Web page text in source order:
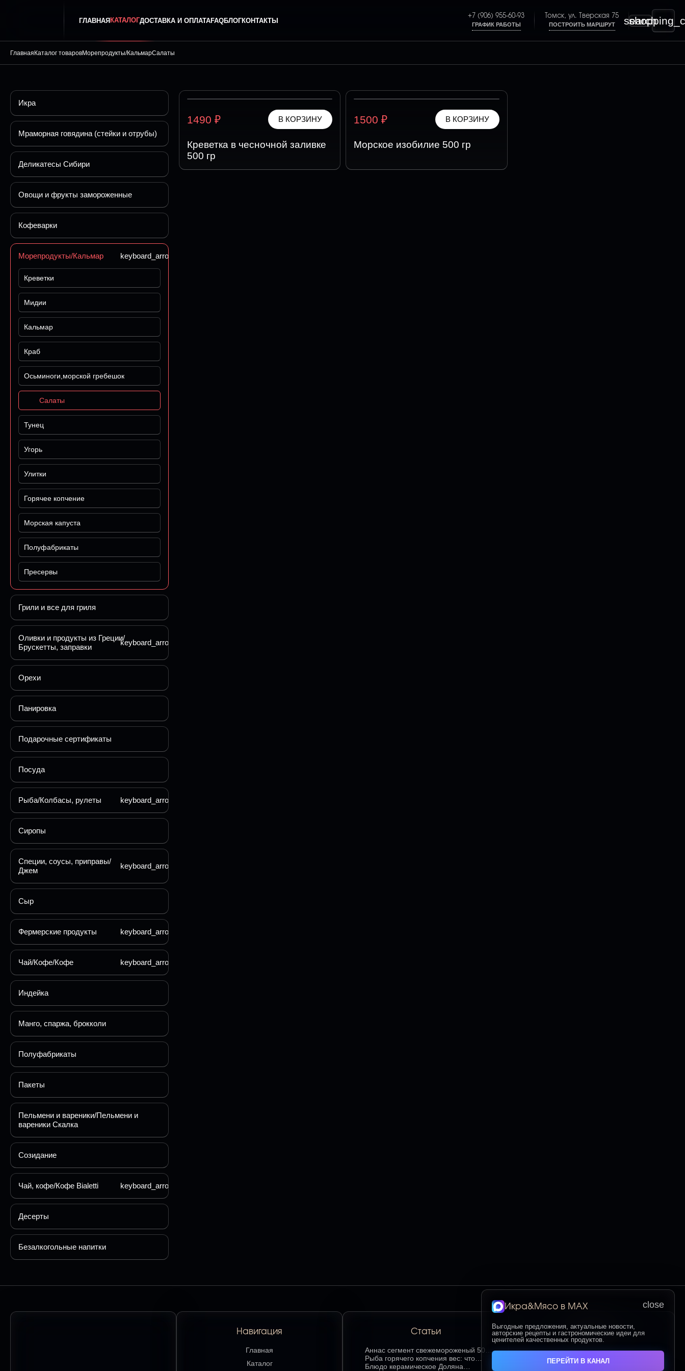
ГЛАВНАЯКАТАЛОГДОСТАВКА И ОПЛАТАFAQБЛОГКОНТАКТЫ
+7 (906) 955-60-93
ГРАФИК РАБОТЫ
Томск, ул. Тверская 75
ПОСТРОИТЬ МАРШРУТ search
ГлавнаяКаталог товаровМорепродукты/КальмарСалаты
Икра
Мраморная говядина (стейки и отрубы)
Деликатесы Сибири
Овощи и фрукты замороженные
Кофеварки
Морепродукты/Кальмар keyboard_arrow_down
Креветки
Мидии
Кальмар
Краб
Осьминоги,морской гребешок
Салаты
Тунец
Угорь
Улитки
Горячее копчение
Морская капуста
Полуфабрикаты
Пресервы
Грили и все для гриля
Оливки и продукты из Греции/
Брускетты, заправки
keyboard_arrow_down
Орехи
Панировка
Подарочные сертификаты
Посуда
Рыба/Колбасы, рулеты keyboard_arrow_down
Сиропы
Специи, соусы, приправы/
Джем
keyboard_arrow_down
Сыр
Фермерские продукты keyboard_arrow_down
Чай/Кофе/Кофе keyboard_arrow_down
Индейка
Манго, спаржа, брокколи
Полуфабрикаты
Пакеты
Пельмени и вареники/Пельмени и
вареники Скалка
Созидание
Чай, кофе/Кофе Bialetti keyboard_arrow_down
Десерты
Безалкогольные напитки
1490 ₽ В КОРЗИНУ
Креветка в чесночной заливке
500 гр
1500 ₽ В КОРЗИНУ
Морское изобилие 500 гр
Навигация
Главная
Каталог
Статьи
Аннаc сегмент свежемороженый 500
гр.: секреты хранения и лучшие
способы подачи
Рыба горячего копчения вес: что
делает этот продукт любимым среди
Блюдо керамическое Доляна
Контакты
close
Икра&Мясо в МАХ
Выгодные предложения, актуальные новости,
авторские рецепты и гастрономические идеи для
ценителей качественных продуктов.
ПЕРЕЙТИ В КАНАЛ